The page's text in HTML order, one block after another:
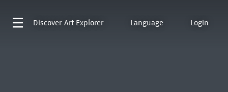
Discover Art Explorer Language Login